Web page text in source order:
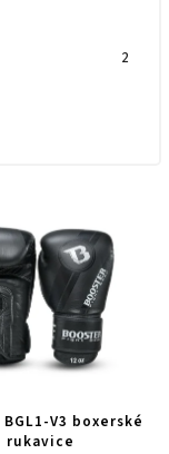
2
V3 boxerské
rukavice